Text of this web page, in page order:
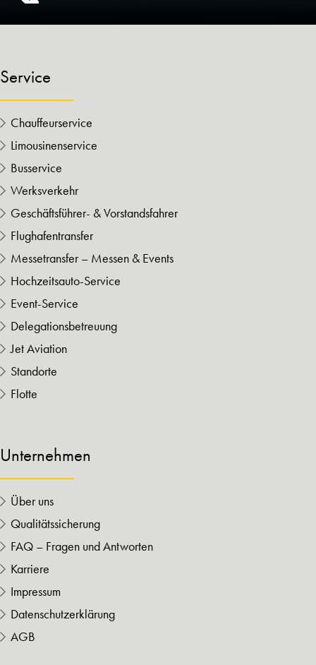
Service
Chauffeurservice
Limousinenservice
Busservice
Werksverkehr
Geschäftsführer- & Vorstandsfahrer
Flughafentransfer
Messetransfer – Messen & Events
Hochzeitsauto-Service
Event-Service
Delegationsbetreuung
Jet Aviation
Standorte
Flotte
Unternehmen
Über uns
Qualitätssicherung
FAQ – Fragen und Antworten
Karriere
Impressum
Datenschutzerklärung
AGB